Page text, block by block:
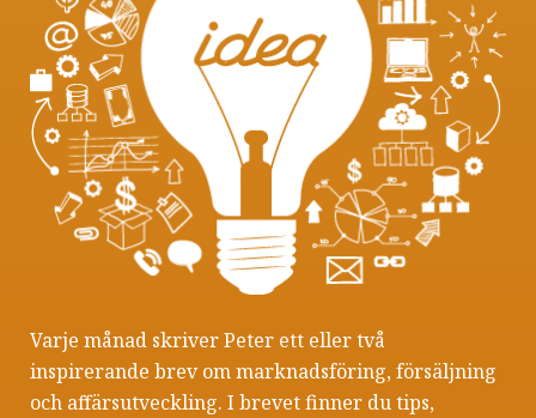
Varje månad skriver Peter ett eller två
inspirerande brev om marknadsföring, försäljning
och affärsutveckling. I brevet finner du tips,